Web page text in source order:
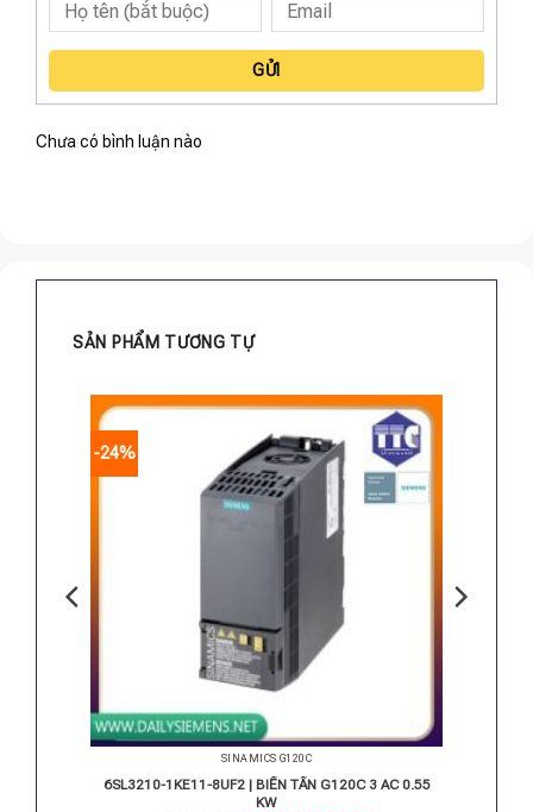
GỬI
Chưa có bình luận nào
SẢN PHẨM TƯƠNG TỰ
-24%
SINAMICS G120C
6SL3210-1KE11-8UF2 | BIẾN TẦN G120C 3 AC 0.55
KW